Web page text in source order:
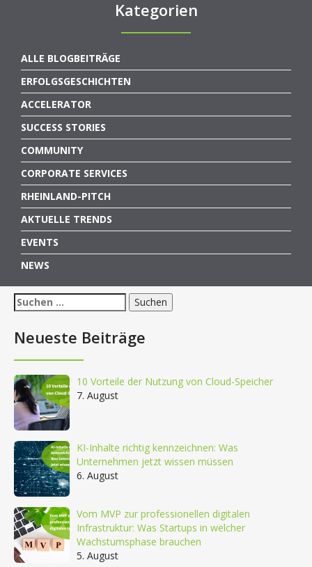
Kategorien
ALLE BLOGBEITRÄGE
ERFOLGSGESCHICHTEN
ACCELERATOR
SUCCESS STORIES
COMMUNITY
CORPORATE SERVICES
RHEINLAND-PITCH
AKTUELLE TRENDS
EVENTS
NEWS
Suchen
nach:
Neueste Beiträge
10 Vorteile der Nutzung von Cloud-Speicher
7. August
KI-Inhalte richtig kennzeichnen: Was
Unternehmen jetzt wissen müssen
6. August
Vom MVP zur professionellen digitalen
Infrastruktur: Was Startups in welcher
Wachstumsphase brauchen
5. August